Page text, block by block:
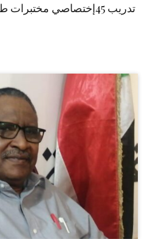
تدريب 45إختصاصي